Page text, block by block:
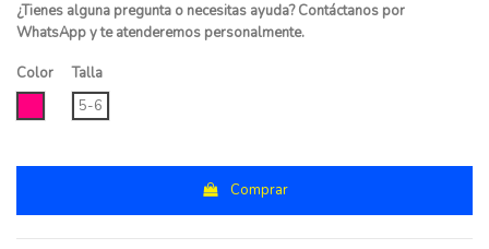
¿Tienes alguna pregunta o necesitas ayuda? Contáctanos por
WhatsApp y te atenderemos personalmente.
Color
Talla
5-6
Comprar